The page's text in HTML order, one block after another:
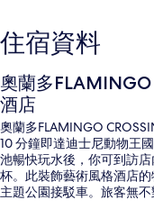
住宿資料
奧蘭多
酒店
奧蘭多FLAMINGO
10 分鐘即達迪士尼動物王
池暢快玩水後，你可到訪
杯。此裝飾藝術風格酒店
主題公園接駁車。旅客無